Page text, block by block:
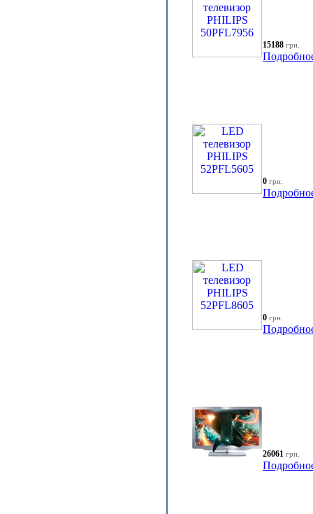
15188 грн.
0 грн.
0 грн.
26061 грн.